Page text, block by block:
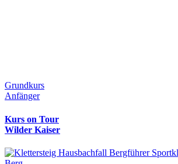
Grundkurs
Anfänger
Kurs on Tour
Wilder Kaiser